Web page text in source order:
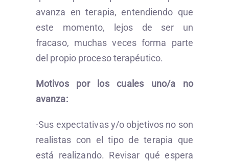
avanza en terapia, entendiendo que
este momento, lejos de ser un
fracaso, muchas veces forma parte
del propio proceso terapéutico.
Motivos por los cuales uno/a no
avanza:
-Sus expectativas y/o objetivos no son
realistas con el tipo de terapia que
está realizando. Revisar qué espera